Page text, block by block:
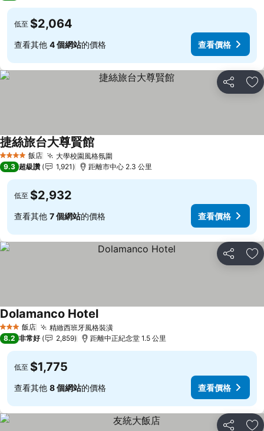
低至 $2,064
查看其他 4 個網站的價格 查看價格
分享 加
4 星級 飯店 大學校園風格氛圍
捷絲旅台大尊賢館
9.3 超級讚 1,921 距離市中心 2.3 公里
低至 $2,932
查看其他 7 個網站的價格 查看價格
分享 加
3 星級 飯店 精緻西班牙風格裝潢查看價格
Dolamanco Hotel查看價格
8.2 非常好 2,859 距離中正紀念堂 1.5 公里
低至 $1,775
查看其他 8 個網站的價格 查看價格